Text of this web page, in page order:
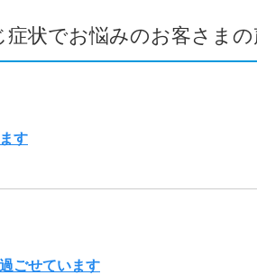
症状でお悩みのお客さまの
す
ごせています